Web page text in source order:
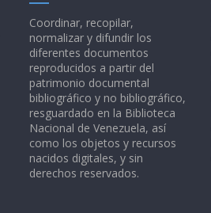
Coordinar, recopilar,
normalizar y difundir los
diferentes documentos
reproducidos a partir del
patrimonio documental
bibliográfico y no bibliográfico,
resguardado en la Biblioteca
Nacional de Venezuela, así
como los objetos y recursos
nacidos digitales, y sin
derechos reservados.